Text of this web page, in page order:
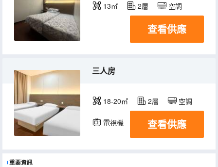
13㎡ 2層 空調
查看供應
三人房
18-20㎡ 2層 空調
電視機 查看供應
重要資訊